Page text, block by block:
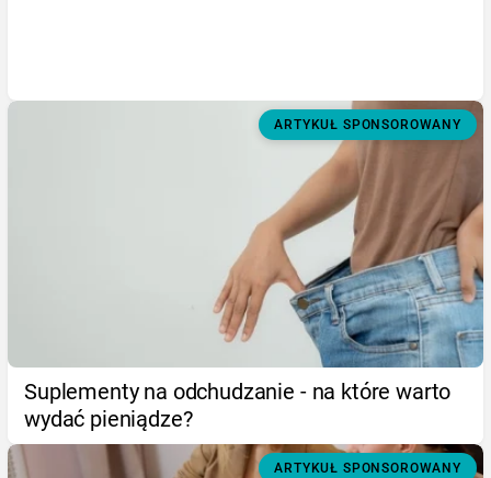
ARTYKUŁ SPONSOROWANY
Suplementy na odchudzanie - na które warto
wydać pieniądze?
ARTYKUŁ SPONSOROWANY